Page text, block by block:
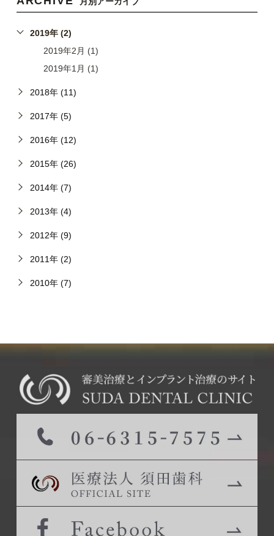
2019年 (2)
2019年2月 (1)
2019年1月 (1)
2018年 (11)
2017年 (5)
2016年 (12)
2015年 (26)
2014年 (7)
2013年 (4)
2012年 (9)
2011年 (2)
2010年 (7)